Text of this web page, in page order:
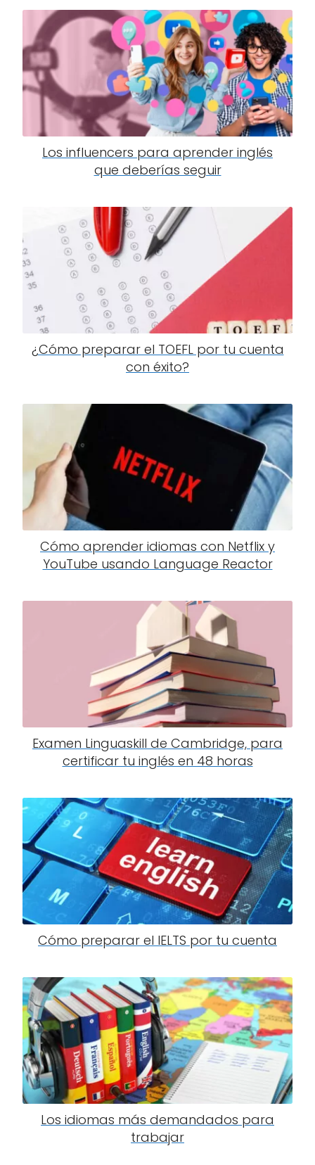
Los influencers para aprender inglés
que deberías seguir
¿Cómo preparar el TOEFL por tu cuenta
con éxito?
Cómo aprender idiomas con Netflix y
YouTube usando Language Reactor
Examen Linguaskill de Cambridge, para
certificar tu inglés en 48 horas
Cómo preparar el IELTS por tu cuenta
Los idiomas más demandados para
trabajar